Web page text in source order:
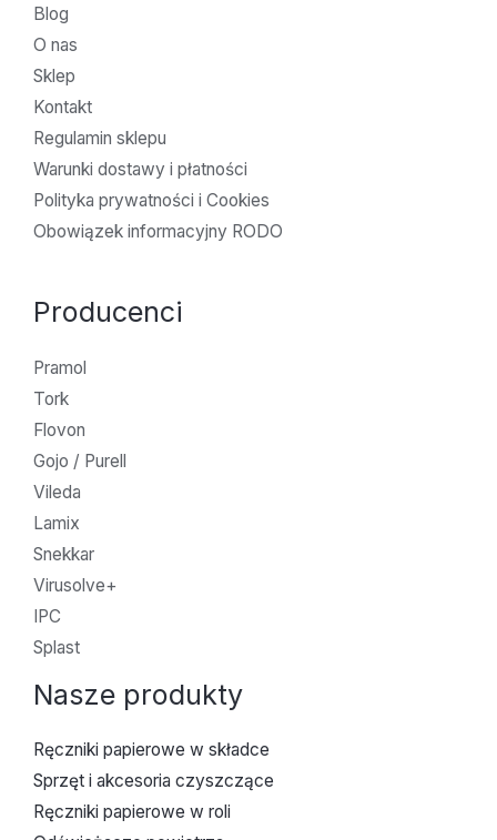
Blog
O nas
Sklep
Kontakt
Regulamin sklepu
Warunki dostawy i płatności
Polityka prywatności i Cookies
Obowiązek informacyjny RODO
Producenci
Pramol
Tork
Flovon
Gojo / Purell
Vileda
Lamix
Snekkar
Virusolve+
IPC
Splast
Nasze produkty
Ręczniki papierowe w składce
Sprzęt i akcesoria czyszczące
Ręczniki papierowe w roli